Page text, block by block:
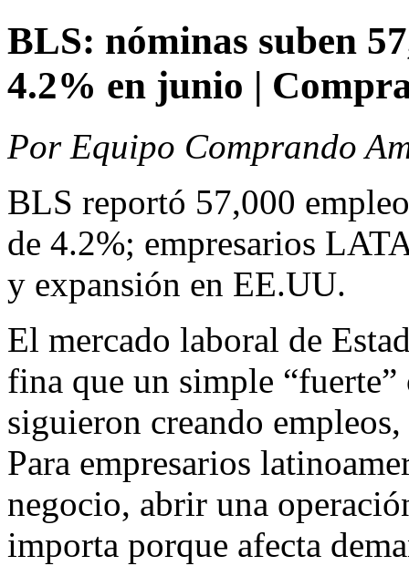
BLS: nóminas suben
4.2% en junio |
Por Equipo Comprando
BLS reportó 57,000
de 4.2%; empresarios
y expansión en EE.UU.
El mercado laboral de
fina que un simple
siguieron creando
Para empresarios
negocio, abrir una
importa porque afecta